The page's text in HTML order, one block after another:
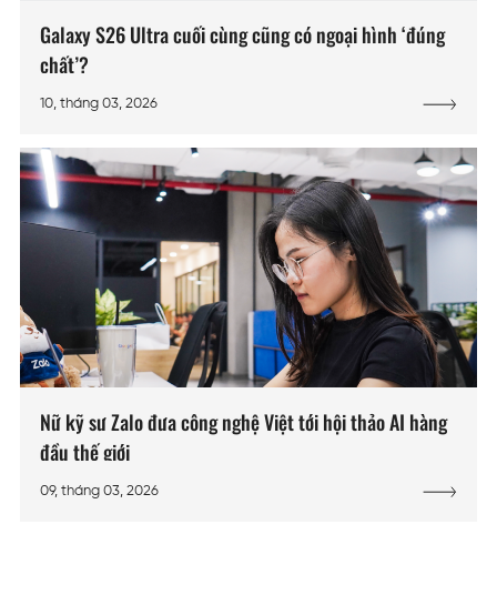
Galaxy S26 Ultra cuối cùng cũng có ngoại hình ‘đúng
chất’?
10, tháng 03, 2026
Nữ kỹ sư Zalo đưa công nghệ Việt tới hội thảo AI hàng
đầu thế giới
09, tháng 03, 2026